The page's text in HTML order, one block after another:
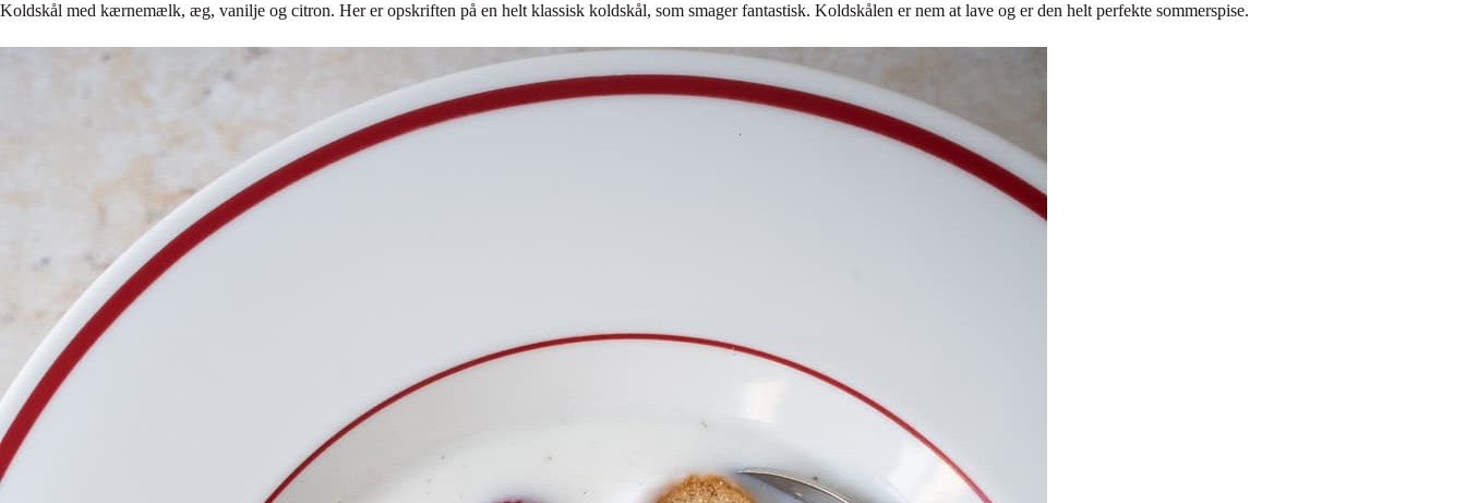
Koldskål med kærnemælk, æg, vanilje og citron. Her er opskriften på en helt klassisk koldskål, som smager fantastisk. Koldskålen er nem at lave og er den helt perfekte sommerspise.